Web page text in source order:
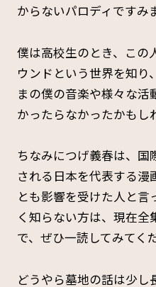
からないパロディですみ
僕は高校生のとき、この
ウンドという世界を知り
まの僕の音楽や様々な
かったらなかったかもし
ちなみにつげ義春は、国
される日本を代表する漫
とも影響を受けた人と言
く知らない方は、現在
で、ぜひ一読してみてく
どうやら墓地の話は少